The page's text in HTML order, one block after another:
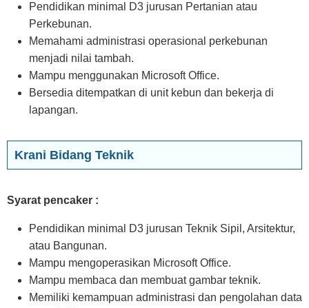
Pendidikan minimal D3 jurusan Pertanian atau
Perkebunan.
Memahami administrasi operasional perkebunan
menjadi nilai tambah.
Mampu menggunakan Microsoft Office.
Bersedia ditempatkan di unit kebun dan bekerja di
lapangan.
Krani Bidang Teknik
Syarat pencaker :
Pendidikan minimal D3 jurusan Teknik Sipil, Arsitektur,
atau Bangunan.
Mampu mengoperasikan Microsoft Office.
Mampu membaca dan membuat gambar teknik.
Memiliki kemampuan administrasi dan pengolahan data